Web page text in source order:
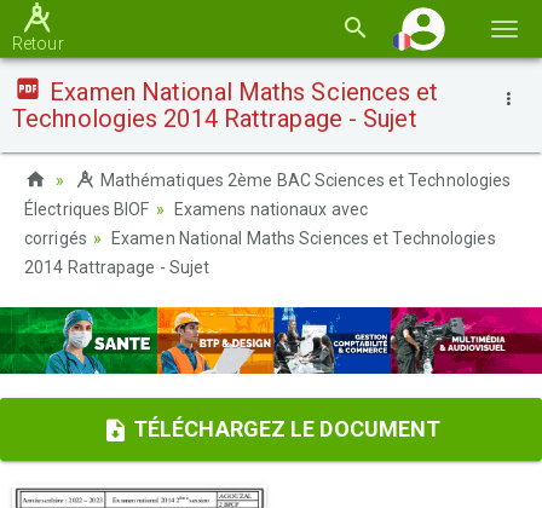
la
Retour
Examen National Maths Sciences et
Technologies 2014 Rattrapage - Sujet
Mathématiques 2ème BAC Sciences et Technologies
Électriques BIOF
Examens nationaux avec
corrigés
Examen National Maths Sciences et Technologies
2014 Rattrapage - Sujet
TÉLÉCHARGEZ LE DOCUMENT